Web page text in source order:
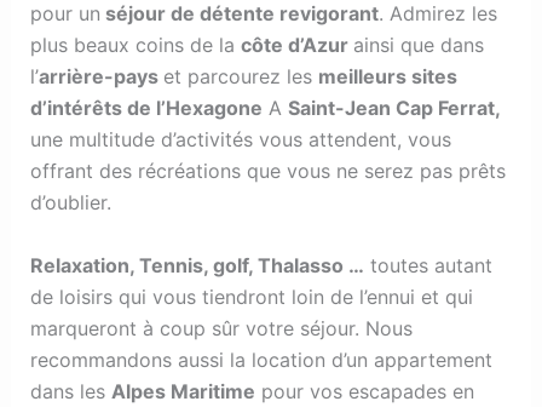
pour un séjour de détente revigorant. Admirez les
plus beaux coins de la côte d’Azur ainsi que dans
l’arrière-pays et parcourez les meilleurs sites
d’intérêts de l’Hexagone A Saint-Jean Cap Ferrat,
une multitude d’activités vous attendent, vous
offrant des récréations que vous ne serez pas prêts
d’oublier.
Relaxation, Tennis, golf, Thalasso … toutes autant
de loisirs qui vous tiendront loin de l’ennui et qui
marqueront à coup sûr votre séjour. Nous
recommandons aussi la location d’un appartement
dans les Alpes Maritime pour vos escapades en